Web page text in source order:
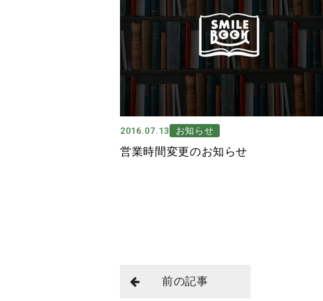
2016.07.13 お知らせ
営業時間変更のお知らせ
前の記事